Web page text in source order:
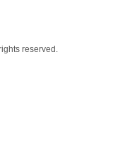
reserved.